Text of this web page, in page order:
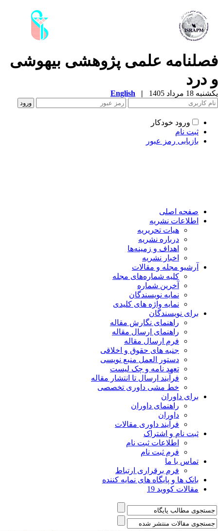
علمی­ پژوهشی بیهوشی
درد
18 مرداد 1405 |
English
ورود خودکار
ثبت نام
بازیابی رمز عبور
صفحه اصلی
اطلاعات نشریه
هیات تحریریه
درباره نشریه
اهداف و زمینه‌ها
اخبار نشریه
آرشیو مجله و مقالات
کلیه شماره‌های مجله
آخرین شماره
نمایه نویسندگان
نمایه واژه های کلیدی
برای نویسندگان
راهنمای نگارش مقاله
راهنمای ارسال مقاله
فرم ارسال مقاله
جنبه های حقوق و اخلاقی
دستور العمل منبع نویسی
تعهد نامه و چک لیست
فرآیند ارسال تا انتشار مقاله
خط مشی داوری تخصصی
برای داوران
راهنمای داوران
داوران
فرآیند داوری مقالات
ثبت نام و اشتراک
اطلاعات ثبت نام
فرم ثبت نام
تماس با ما
فرم برقراری ارتباط
بانک ها و پایگاه های نمایه کننده
مقالات کووید 19